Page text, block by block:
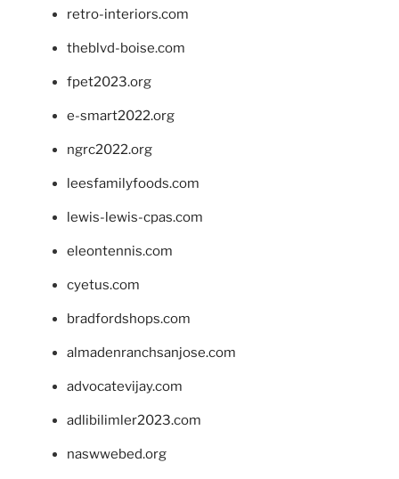
retro-interiors.com
theblvd-boise.com
fpet2023.org
e-smart2022.org
ngrc2022.org
leesfamilyfoods.com
lewis-lewis-cpas.com
eleontennis.com
cyetus.com
bradfordshops.com
almadenranchsanjose.com
advocatevijay.com
adlibilimler2023.com
naswwebed.org